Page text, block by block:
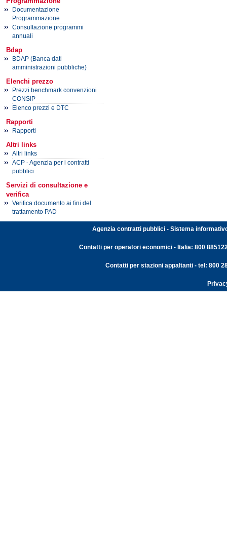
Documentazione
Programmazione
Consultazione programmi
annuali
Bdap
BDAP (Banca dati
amministrazioni pubbliche)
Elenchi prezzo
Prezzi benchmark convenzioni
CONSIP
Elenco prezzi e DTC
Rapporti
Rapporti
Altri links
Altri links
ACP - Agenzia per i contratti
pubblici
Servizi di consultazione e
verifica
Verifica documento ai fini del
trattamento PAD
Agenzia contratti pubblici - Sistema
Contatti per operatori economici - Italia: 800
Contatti per stazioni appaltanti - tel: 800